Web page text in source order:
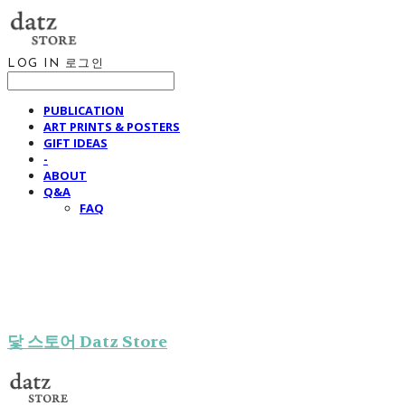
LOG IN 로그인
PUBLICATION
ART PRINTS & POSTERS
GIFT IDEAS
-
ABOUT
Q&A
FAQ
닻 스토어 Datz Store